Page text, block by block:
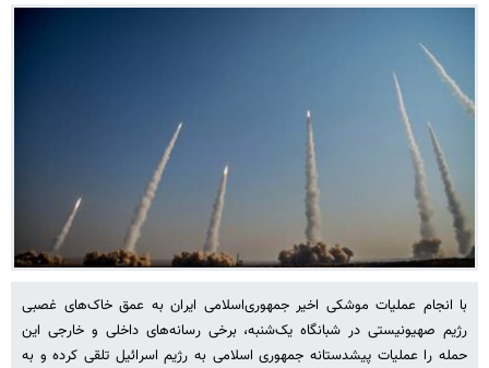
با انجام عملیات موشکی اخیر جمهوری‌اسلامی ایران به عمق خاک‌های غصبی
رژیم صهیونیستی در شبانگاه یک‌شنبه، برخی رسانه‌های داخلی و خارجی این
حمله را عملیات پیشدستانه جمهوری اسلامی به رژیم اسرائیل تلقی کرده و به